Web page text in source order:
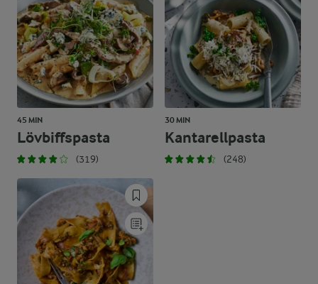
45 MIN
Lövbiffspasta
(319)
30 MIN
Kantarellpasta
(248)